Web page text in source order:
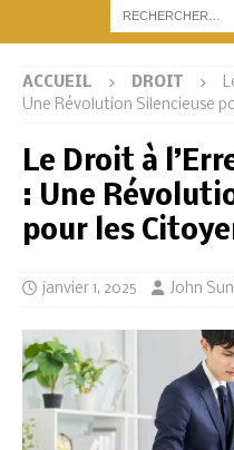
ACCUEIL DROIT
Une Révolution Silencieuse
Le Droit à
: Une
pour les
janvier 1, 2025 John